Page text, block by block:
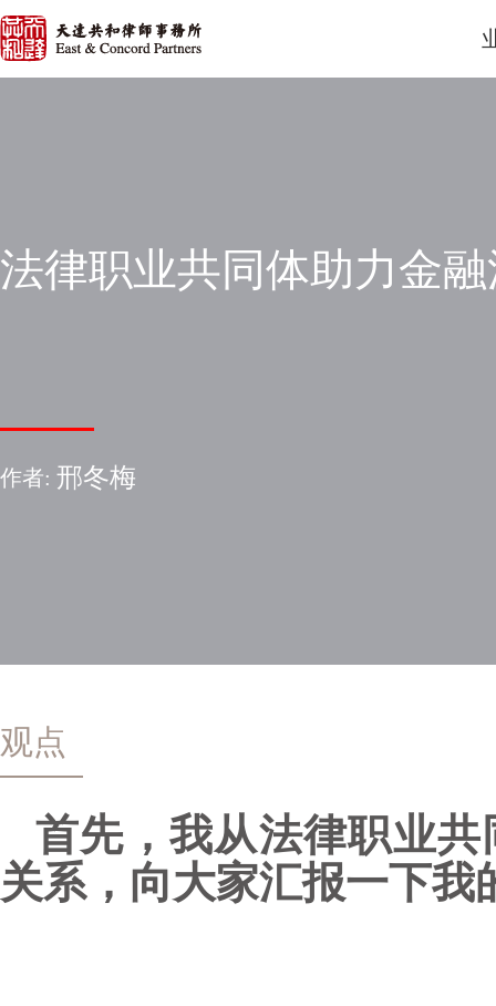
法律职业共同体助力金
作者: 邢冬梅
观点
首先，我从法律职业
关系，向大家汇报一下我